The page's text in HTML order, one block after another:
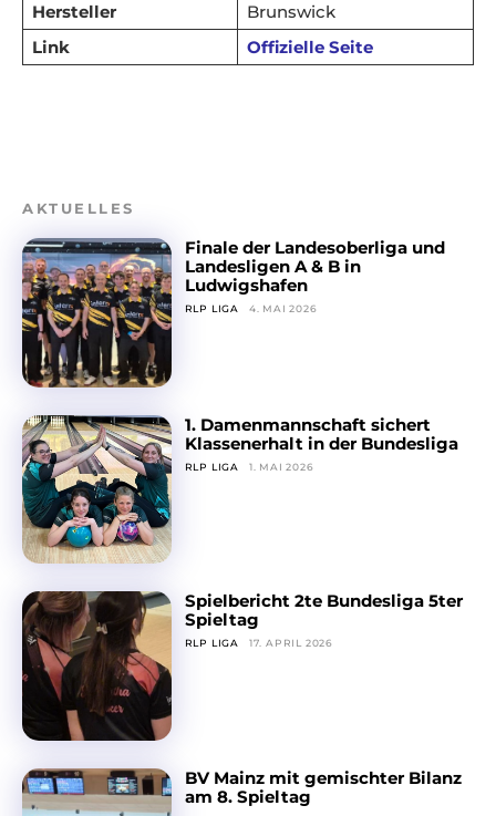
Hersteller
Brunswick
Link
Offizielle Seite
AKTUELLES
Finale der Landesoberliga und
Landesligen A & B in
Ludwigshafen
RLP LIGA 4. MAI 2026
1. Damenmannschaft sichert
Klassenerhalt in der Bundesliga
RLP LIGA 1. MAI 2026
Spielbericht 2te Bundesliga 5ter
Spieltag
RLP LIGA 17. APRIL 2026
BV Mainz mit gemischter Bilanz
am 8. Spieltag